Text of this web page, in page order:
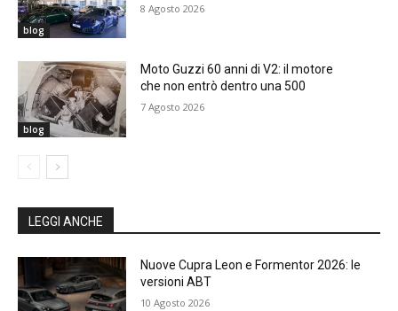
blog
8 Agosto 2026
blog
Moto Guzzi 60 anni di V2: il motore
che non entrò dentro una 500
7 Agosto 2026
LEGGI ANCHE
Nuove Cupra Leon e Formentor 2026: le
versioni ABT
10 Agosto 2026